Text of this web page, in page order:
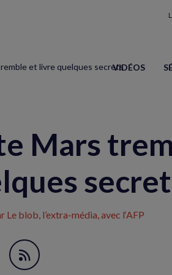
VIDÉOS
et livre quelques secrets
Mars
Le blob, l’extra-média, avec l‘AFP
Flux